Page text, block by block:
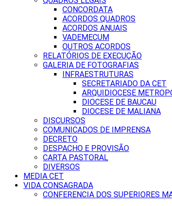
CONCORDATA
ACORDOS QUADROS
ACORDOS ANUAIS
VADEMECUM
OUTROS ACORDOS
RELATÓRIOS DE EXECUÇÃO
GALERIA DE FOTOGRAFIAS
INFRAESTRUTURAS
SECRETARIADO DA CET
ARQUIDIOCESE
DIOCESE DE BAUCAU
DIOCESE DE MALIANA
DISCURSOS
COMUNICADOS DE IMPRENSA
DECRETO
DESPACHO E PROVISÃO
CARTA PASTORAL
DIVERSOS
MEDIA CET
VIDA CONSAGRADA
CONFERENCIA DOS SUPERIORES